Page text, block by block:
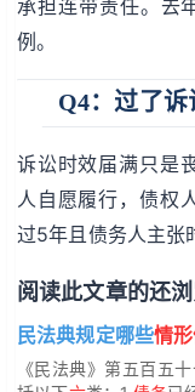
承担连带责任。去
例。
Q4：过了诉
诉讼时效届满只是
人自愿履行，债权
过5年且债务人主张
阅读此文章的还浏
民法典规定哪些情
《民法典》第五百五